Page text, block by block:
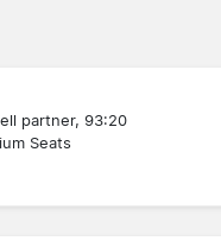
partner, 93:20
Seats